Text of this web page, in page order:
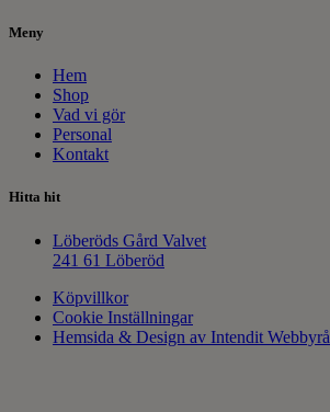
Meny
Hem
Shop
Vad vi gör
Personal
Kontakt
Hitta hit
Löberöds Gård Valvet
241 61 Löberöd
Köpvillkor
Cookie Inställningar
Hemsida & Design av Intendit Webbyrå